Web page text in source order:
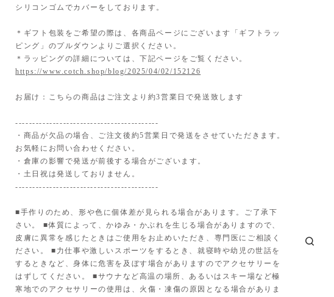
シリコンゴムでカバーをしております。
＊ギフト包装をご希望の際は、各商品ページにございます「ギフトラッ
ピング」のプルダウンよりご選択ください。
＊ラッピングの詳細については、下記ページをご覧ください。
https://www.cotch.shop/blog/2025/04/02/152126
お届け：こちらの商品はご注文より約3営業日で発送致します
------------------------------------------
・商品が欠品の場合、ご注文後約5営業日で発送をさせていただきます。
お気軽にお問い合わせください。
・倉庫の影響で発送が前後する場合がございます。
・土日祝は発送しておりません。
------------------------------------------
■手作りのため、形や色に個体差が見られる場合があります。ご了承下
さい。 ■体質によって、かゆみ・かぶれを生じる場合がありますので、
皮膚に異常を感じたときはご使用をお止めいただき、専門医にご相談く
ださい。 ■力仕事や激しいスポーツをするとき、就寝時や幼児の世話を
するときなど、身体に危害を及ぼす場合がありますのでアクセサリーを
はずしてください。 ■サウナなど高温の場所、あるいはスキー場など極
寒地でのアクセサリーの使用は、火傷・凍傷の原因となる場合がありま